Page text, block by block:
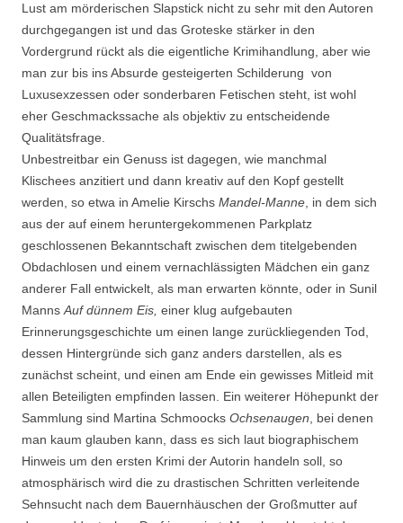
Lust am mörderischen Slapstick nicht zu sehr mit den Autoren
durchgegangen ist und das Groteske stärker in den
Vordergrund rückt als die eigentliche Krimihandlung, aber wie
man zur bis ins Absurde gesteigerten Schilderung von
Luxusexzessen oder sonderbaren Fetischen steht, ist wohl
eher Geschmackssache als objektiv zu entscheidende
Qualitätsfrage.
Unbestreitbar ein Genuss ist dagegen, wie manchmal
Klischees anzitiert und dann kreativ auf den Kopf gestellt
werden, so etwa in Amelie Kirschs Mandel-Manne , in dem sich
aus der auf einem heruntergekommenen Parkplatz
geschlossenen Bekanntschaft zwischen dem titelgebenden
Obdachlosen und einem vernachlässigten Mädchen ein ganz
anderer Fall entwickelt, als man erwarten könnte, oder in Sunil
Manns Auf dünnem Eis, einer klug aufgebauten
Erinnerungsgeschichte um einen lange zurückliegenden Tod,
dessen Hintergründe sich ganz anders darstellen, als es
zunächst scheint, und einen am Ende ein gewisses Mitleid mit
allen Beteiligten empfinden lassen. Ein weiterer Höhepunkt der
Sammlung sind Martina Schmoocks Ochsenaugen , bei denen
man kaum glauben kann, dass es sich laut biographischem
Hinweis um den ersten Krimi der Autorin handeln soll, so
atmosphärisch wird die zu drastischen Schritten verleitende
Sehnsucht nach dem Bauernhäuschen der Großmutter auf